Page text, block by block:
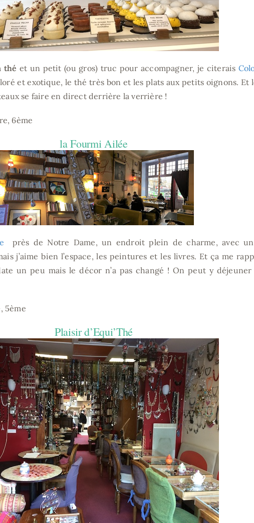
thé et un petit (ou gros) truc pour accompagner, je citerais
et exotique, le thé très bon et les plats aux petits oignons. Et
se faire en direct derrière la verrière !
6ème
la Fourmi Ailée
près de Notre Dame, un endroit plein de charme, avec
j’aime bien l’espace, les peintures et les livres. Et ça me
un peu mais le décor n’a pas changé ! On peut y
5ème
Plaisir d’Equi’Thé